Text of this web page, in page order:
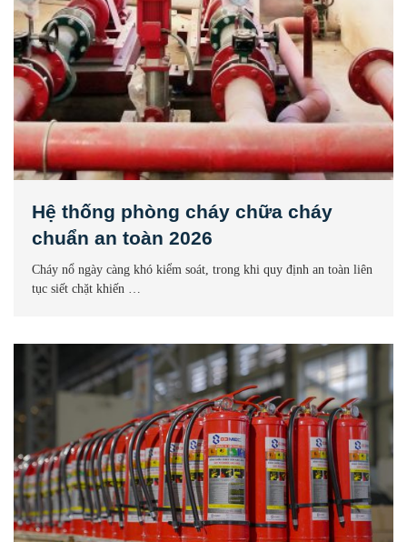
Hệ thống phòng cháy chữa cháy
chuẩn an toàn 2026
Cháy nổ ngày càng khó kiểm soát, trong khi quy định an toàn liên
tục siết chặt khiến …